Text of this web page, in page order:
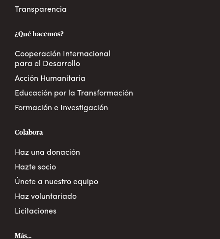
Transparencia
¿Qué hacemos?
Cooperación Internacional
para el Desarrollo
Acción Humanitaria
Educación por la Transformación
Formación e Investigación
Colabora
Haz una donación
Hazte socio
Únete a nuestro equipo
Haz voluntariado
Licitaciones
Más...